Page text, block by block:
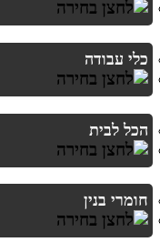
כלי עבודה
הכל לבית
חומרי בנין